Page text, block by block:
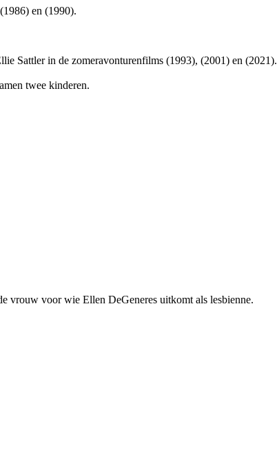
(1986) en (1990).
Sattler in de zomeravonturenfilms (1993), (2001) en (2021).
twee kinderen.
vrouw voor wie Ellen DeGeneres uitkomt als lesbienne.